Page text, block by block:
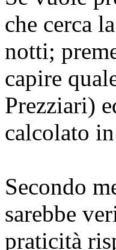
che cerca
notti;
capire
Prezziari)
calcolato
Secondo
sarebbe
praticità